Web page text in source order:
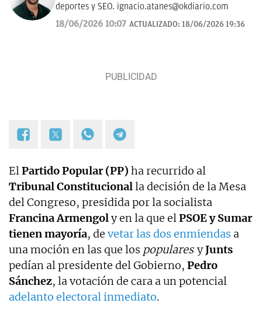
deportes y SEO. ignacio.atanes@okdiario.com
18/06/2026 10:07 ACTUALIZADO: 18/06/2026 19:36
ElPartido Popular (PP) ha recurrido al
Tribunal Constitucionalla decisión de la Mesa
del Congreso, presidida por la socialista
Francina Armengoly en la que elPSOE y Sumar
tienen mayoría, de vetar las dos enmiendas a
una moción en las que los populares yJunts
pedían al presidente del Gobierno, Pedro
Sánchez, la votación de cara a un potencial
adelanto electoral inmediato.